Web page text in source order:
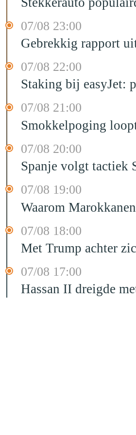
07/08 23:00
Gebrekkig rapport
07/08 22:00
Staking bij easyJet:
07/08 21:00
Smokkelpoging
07/08 20:00
Spanje volgt tactiek
07/08 19:00
Waarom
07/08 18:00
Met Trump achter
07/08 17:00
Hassan II dreigde